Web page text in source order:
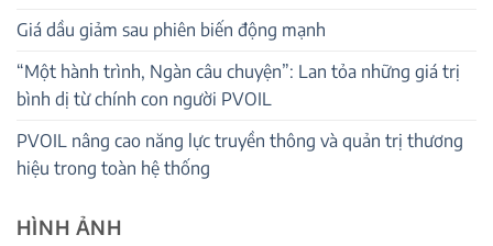
Giá dầu giảm sau phiên biến động mạnh
“Một hành trình, Ngàn câu chuyện”: Lan tỏa những giá trị
bình dị từ chính con người PVOIL
PVOIL nâng cao năng lực truyền thông và quản trị thương
hiệu trong toàn hệ thống
HÌNH ẢNH